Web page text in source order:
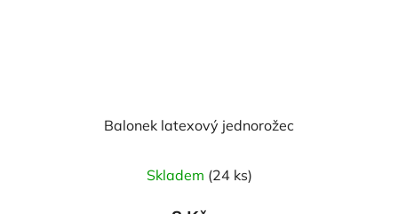
Balonek latexový jednorožec
Skladem (24 ks)